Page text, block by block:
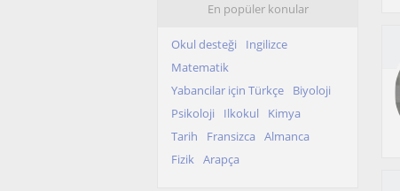
En popüler konular
Okul desteği
Ingilizce
Matematik
Yabancilar için Türkçe
Biyoloji
Psikoloji
Ilkokul
Kimya
Tarih
Fransizca
Almanca
Fizik Arapça